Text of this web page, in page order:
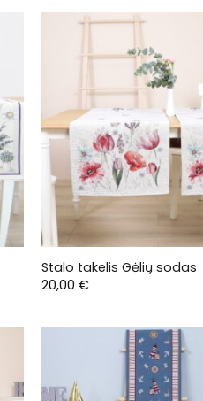
Stalo takelis Gėlių sodas
20,00 €